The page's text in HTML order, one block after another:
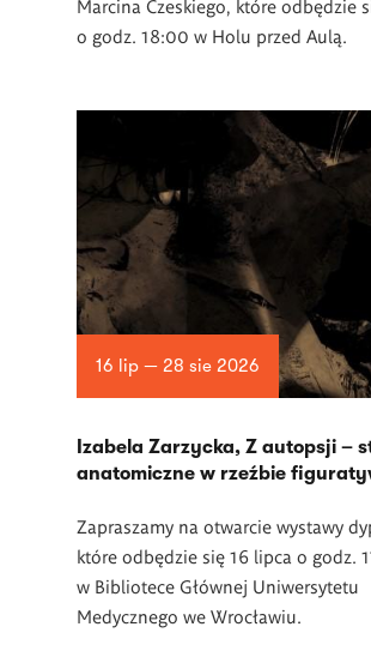
Marcina Czeskiego, które odbędzie
o godz. 18:00 w Holu przed Aulą.
16 lip — 28 sie 2026
Izabela Zarzycka, Z autopsji –
anatomiczne w rzeźbie
Zapraszamy na otwarcie wystawy
które odbędzie się 16 lipca o godz.
w Bibliotece Głównej Uniwersytetu
Medycznego we Wrocławiu.